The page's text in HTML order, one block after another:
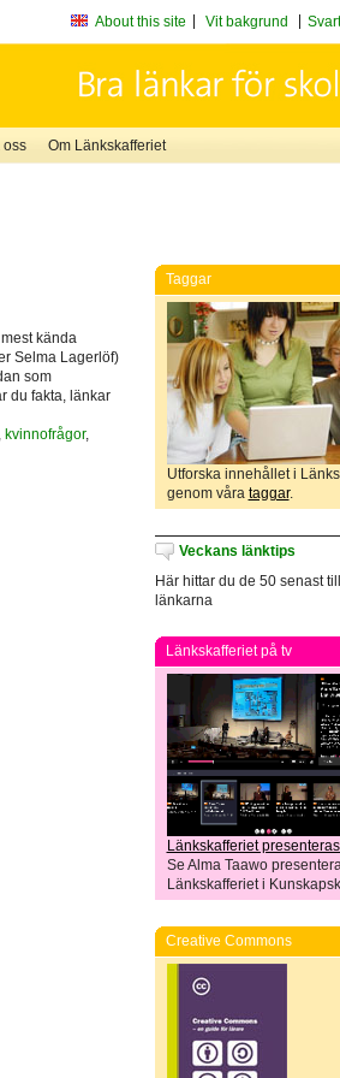
About this site Vit bakgrund
oss Om Länkskafferiet
kända
Selma Lagerlöf)
som
du fakta, länkar
kvinnofrågor,
Taggar
Utforska innehållet i
genom våra taggar.
Veckans länktips
Här hittar du de 50 senast
länkarna
Länkskafferiet på tv
Länkskafferiet
Se Alma Taawo
Länkskafferiet i
Creative Commons